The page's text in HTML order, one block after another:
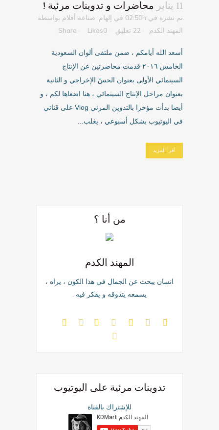
11 يناير محاضرات و تدوينات مرئية !
تم نشره في 02:50h في إلهام, صناعة أفلام بواسطة
المهند الكدم
22 تعليق 0
Likes
Share
أسعد الله أيامكم ، ضمن ملتقى ألوان السعودية
الخامس ٢٠١٦ قدمت محاضرتين عن الإنتاج
السينمائي الأولى بعنوان الحسّ الإخراجي و الثانية
بعنوان مراحل الإنتاج السينمائي ، هنا اضعاها لكم ، و
أيضا بدأت مؤخرا بالتدوين المرئي Vlog على قناتي
في اليوتيوب بشكل أسبوعي ، يغلب...
أقرأ المزيد
من أنا ؟
المهند الكدم
انسان يبحث عن الجمال في هذا الكون ، يراه ،
يسمعه يتذوقه و يفكر فيه .
تدوينات مرئية على اليوتيوب
للإشتراك بالقناة